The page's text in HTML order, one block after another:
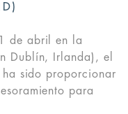
de abril en la
Dublín, Irlanda), el
sido proporcionar
para